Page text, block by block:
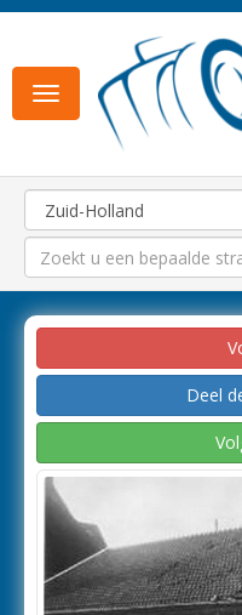
Toggle
navigation
Deel